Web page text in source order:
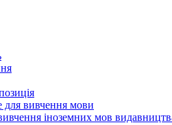
для вивчення мови
іноземних мов